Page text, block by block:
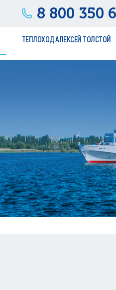
8 800 350
ТЕПЛОХОД АЛЕКСЕЙ ТОЛСТОЙ